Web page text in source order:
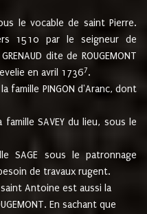
le vocable de saint Pierre.
1510 par le seigneur de
dite de ROUGEMONT
en avril 17367.
famille PINGON d'Aranc, dont
SAVEY du lieu, sous le
SAGE sous le patronnage
de travaux rugent.
Antoine est aussi la
En sachant que